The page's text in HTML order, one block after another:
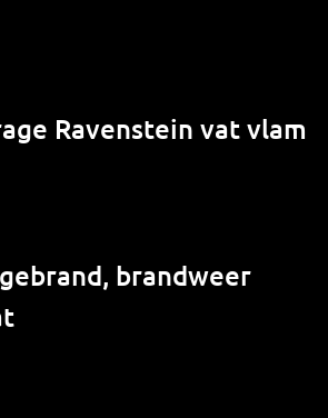
Ravenstein vat vlam
brandweer